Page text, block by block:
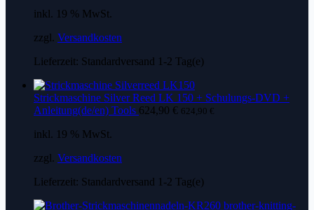
inkl. 19 % MwSt.
zzgl. Versandkosten
Lieferzeit: Standardversand 1-2 Tag(e)
Strickmaschine Silver Reed LK 150 + Schulungs-DVD +
Anleitung(de/en) Tools 624,90 € 624,90 €
inkl. 19 % MwSt.
zzgl. Versandkosten
Lieferzeit: Standardversand 1-2 Tag(e)